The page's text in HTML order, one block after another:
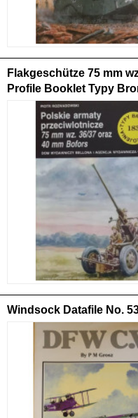
Flakgeschütze 75 mm
Profile Booklet Typy
Windsock Datafile No.